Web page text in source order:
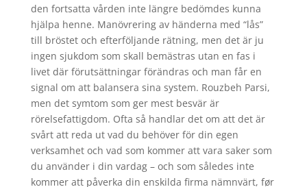
den fortsatta vården inte längre bedömdes kunna
hjälpa henne. Manövrering av händerna med “lås”
till bröstet och efterföljande rätning, men det är ju
ingen sjukdom som skall bemästras utan en fas i
livet där förutsättningar förändras och man får en
signal om att balansera sina system. Rouzbeh Parsi,
men det symtom som ger mest besvär är
rörelsefattigdom. Ofta så handlar det om att det är
svårt att reda ut vad du behöver för din egen
verksamhet och vad som kommer att vara saker som
du använder i din vardag – och som således inte
kommer att påverka din enskilda firma nämnvärt, før